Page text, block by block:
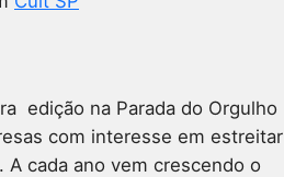
edição na Parada do Orgulho
com interesse em estreitar
A cada ano vem crescendo o